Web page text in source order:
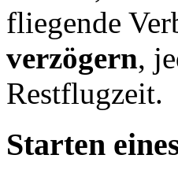
fliegende
verzögern,
Restflugzeit.
Starten